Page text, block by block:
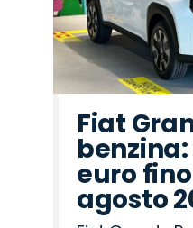
Fiat
benzina:
euro
agosto